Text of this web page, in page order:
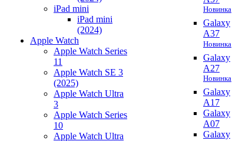
iPad mini
iPad mini
(2024)
Apple Watch
Apple Watch Series
11
Apple Watch SE 3
(2025)
Apple Watch Ultra
3
Apple Watch Series
10
Apple Watch Ultra
Новинка
Galaxy
A37
Новинка
Galaxy
A27
Новинка
Galaxy
A17
Galaxy
A07
Galaxy